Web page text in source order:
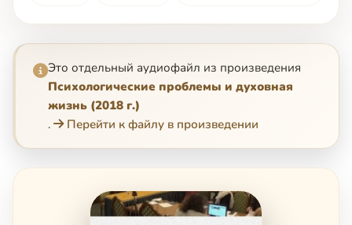
Это отдельный аудиофайл из произведения
Психологические проблемы и духовная
жизнь (2018 г.)
.
Перейти к файлу в произведении